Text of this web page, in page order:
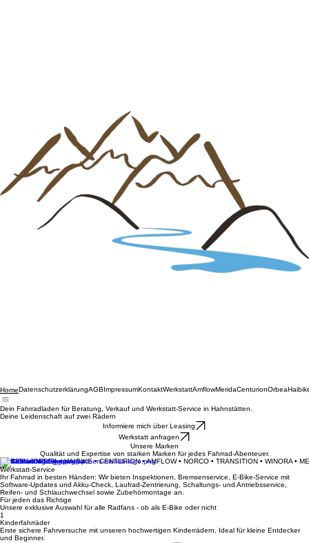
Home DatenschutzerklärungAGBImpressumKontaktWerkstattAmflowMeridaCenturion
Dein Fahrradladen für Beratung, Verkauf und Werkstatt-Service in Hahnstätten.
Informiere mich über Leasing
Werkstatt anfragen
Qualität und Expertise von starken Marken für jedes Fahrrad-Abenteuer.
MERIDA • ORBEA • HAIBIKE • CENTURION • AMFLOW • NORCO • TRANSITION • WINORA •
Werkstatt-Service
Ihr Fahrrad in besten Händen: Wir bieten Inspektionen, Bremsenservice, E-Bike-Service mit
Software-Updates und Akku-Check, Laufrad-Zentrierung, Schaltungs- und Antriebsservice,
Reifen- und Schlauchwechsel sowie Zubehörmontage an.
Für jeden das Richtige
Unsere exklusive Auswahl für alle Radfans - ob als E-Bike oder nicht
1